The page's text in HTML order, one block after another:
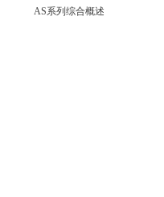
AS系列综合概述